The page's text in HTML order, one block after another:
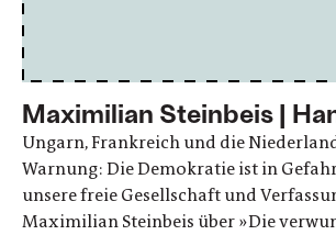
Maximilian Steinbeis |
Ungarn, Frankreich und die
Warnung: Die Demokratie ist in
unsere freie Gesellschaft und
Maximilian Steinbeis über »Die